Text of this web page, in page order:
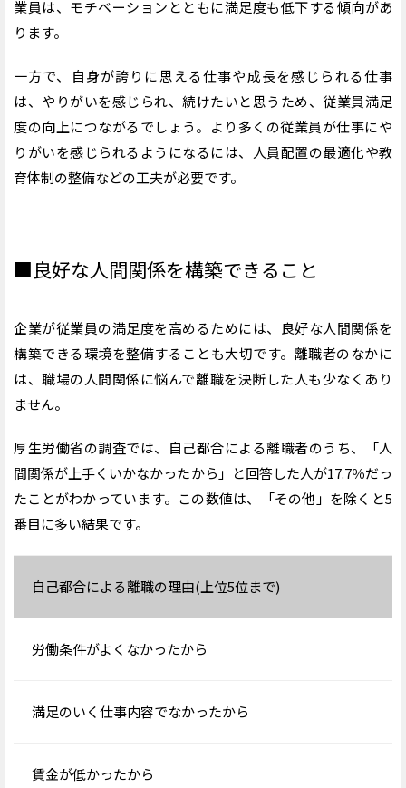
業員は、モチベーションとともに満足度も低下する傾向があ
ります。
一方で、自身が誇りに思える仕事や成長を感じられる仕事
は、やりがいを感じられ、続けたいと思うため、従業員満足
度の向上につながるでしょう。より多くの従業員が仕事にや
りがいを感じられるようになるには、人員配置の最適化や教
育体制の整備などの工夫が必要です。
■良好な人間関係を構築できること
企業が従業員の満足度を高めるためには、良好な人間関係を
構築できる環境を整備することも大切です。離職者のなかに
は、職場の人間関係に悩んで離職を決断した人も少なくあり
ません。
厚生労働省の調査では、自己都合による離職者のうち、「人
間関係が上手くいかなかったから」と回答した人が17.7％だっ
たことがわかっています。この数値は、「その他」を除くと5
番目に多い結果です。
自己都合による離職の理由(上位5位まで)
労働条件がよくなかったから
満足のいく仕事内容でなかったから
賃金が低かったから